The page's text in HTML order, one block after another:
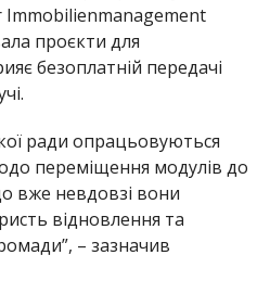
Immobilienmanagement
проєкти для
безоплатній передачі
ради опрацьовуються
переміщення модулів до
вже невдовзі вони
відновлення та
– зазначив